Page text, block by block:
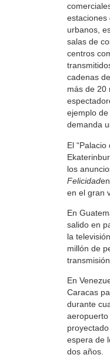
estaciones
urbanos,
salas de
centros
cadenas
más de 20
ejemplo
demanda
El “Palacio
los
Felicidad
en el gran
En
salido en
la
millón de
transmisión.
En
Caracas
durante
espera de
dos años.